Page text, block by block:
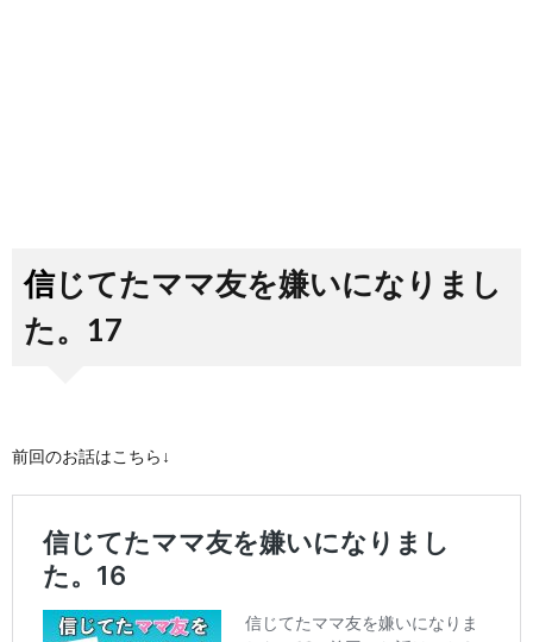
信じてたママ友を嫌いになりまし
た。17
前回のお話はこちら↓